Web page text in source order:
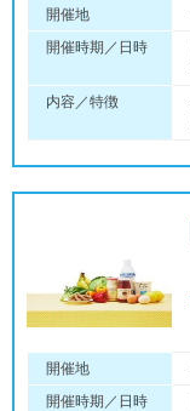
開催地
開催時期／日時
内容／特徴
開催地
開催時期／日時